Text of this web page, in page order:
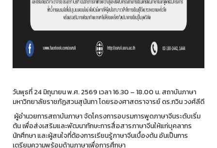
วันพุธที่ 24 มิถุนายน พ.ศ. 2569 เวลา 16.30 – 18.00 น. สถาบันภาษา
มหาวิทยาลัยราชภัฏสวนสุนันทา โดยรองศาสตราจารย์ ดร.กวิน วงศ์ลีดี
ผู้อำนวยการสถาบันภาษา จัดโครงการอบรมการพูดภาษาจีนระดับเริ่ม
ต้น เพื่อส่งเสริมและพัฒนาทักษะการสื่อสารภาษาจีนให้แก่บุคลากร
นักศึกษา และผู้สนใจที่ต้องการเรียนรู้ภาษาจีนเบื้องต้น อันเป็นการ
เตรียมความพร้อมด้านภาษาเพื่อการศึกษา